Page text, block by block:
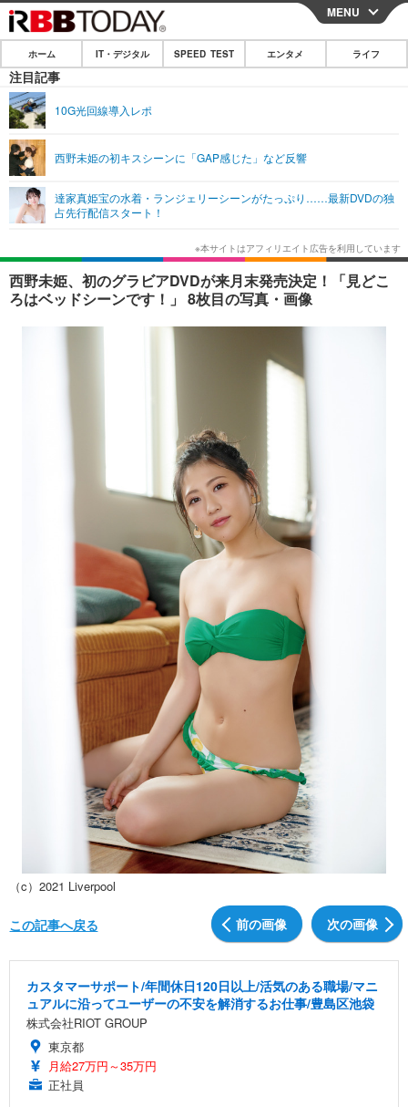
CLOSE
ホーム
IT・デジタル
ショッピング その他
SPEED TEST
エンタメ
エンタメTOP
韓国・芸能
音楽 スポーツ
ライフ
ライフTOP グルメ
ペット ショッピング
その他
リリース一覧
プッシュ通知の停止方法
MENU
ホーム IT・デジタル SPEED TEST エンタメ ライフ
注目記事
10G光回線導入レポ
西野未姫の初キスシーンに「GAP感じた」など反響
達家真姫宝の水着・ランジェリーシーンがたっぷり……最新DVDの独
占先行配信スタート！
西野未姫、初のグラビアDVDが来月末発売決定！「見どこ
ろはベッドシーンです！」 8枚目の写真・画像
（c）2021 Liverpool
前の画像 次の画像
この記事へ戻る
カスタマーサポート/年間休日120日以上/活気のある職場/マニ
ュアルに沿ってユーザーの不安を解消するお仕事/豊島区池袋
株式会社RIOT GROUP
東京都
月給27万円～35万円
正社員